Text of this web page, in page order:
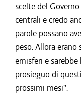
scelte del
centrali e credo
parole possano
peso. Allora
emisferi e
prosieguo di
prossimi mesi".